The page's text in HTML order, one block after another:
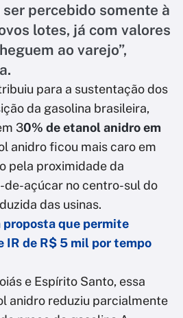
percebido somente à
lotes, já com valores
ao varejo”,
para a sustentação dos
da gasolina brasileira,
30% de etanol anidro em
anidro ficou mais caro em
pela proximidade da
de-açúcar no centro-sul do
das usinas.
proposta que permite
IR de R$ 5 mil por tempo
e Espírito Santo, essa
anidro reduziu parcialmente